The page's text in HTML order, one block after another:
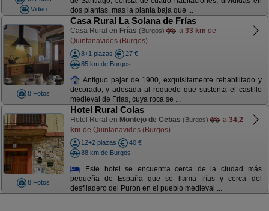
Video
dos plantas, mas la planta baja que ...
8 Fotos
Casa Rural La Solana de Frías
Casa Rural en Frías (Burgos) a 33 km de
Quintanavides (Burgos)
8+1 plazas
27 €
85 km de Burgos
Antiguo pajar de 1900, exquisitamente rehabilitado y
decorado, y adosada al roquedo que sustenta el castillo
medieval de Frías, cuya roca se ...
8 Fotos
Hotel Rural Colas
Hotel Rural en Montejo de Cebas (Burgos) a 34,2
km de Quintanavides (Burgos)
12+2 plazas
40 €
88 km de Burgos
Este hotel se encuentra cerca de la ciudad más
pequeña de España que se llama frías y cerca del
desfiladero del Purón en el pueblo medieval ...